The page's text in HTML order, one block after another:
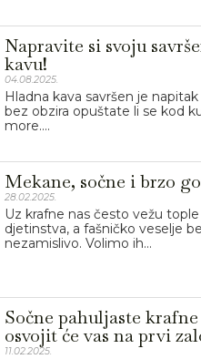
Napravite si svoju
kavu!
04.08.2025.
Hladna kava savršen je
bez obzira opuštate li se kod
more....
Mekane, sočne i brzo
28.02.2025.
Uz krafne nas često vežu
djetinstva, a fašničko veselje
nezamislivo. Volimo ih...
Sočne pahuljaste
osvojit će vas na prvi
11.02.2025.